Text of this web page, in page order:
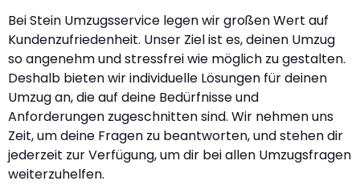
Bei Stein Umzugsservice legen wir großen Wert auf
Kundenzufriedenheit. Unser Ziel ist es, deinen Umzug
so angenehm und stressfrei wie möglich zu gestalten.
Deshalb bieten wir individuelle Lösungen für deinen
Umzug an, die auf deine Bedürfnisse und
Anforderungen zugeschnitten sind. Wir nehmen uns
Zeit, um deine Fragen zu beantworten, und stehen dir
jederzeit zur Verfügung, um dir bei allen Umzugsfragen
weiterzuhelfen.